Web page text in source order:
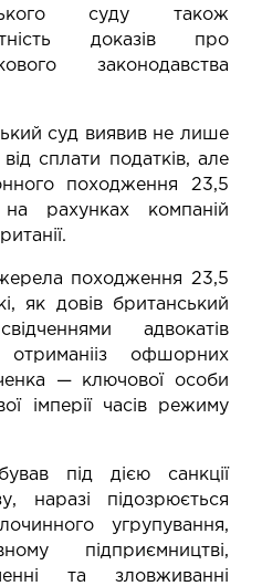
суду також
доказів про
законодавства
суд виявив не лише
сплати податків, але
походження 23,5
рахунках компаній
походження 23,5
як довів британський
адвокатів
отриманііз офшорних
— ключової особи
імперії часів режиму
під дією санкції
наразі підозрюється
угрупування,
підприємництві,
та зловживанні